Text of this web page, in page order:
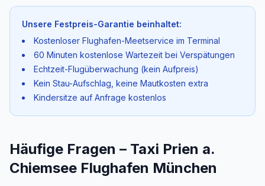
Unsere Festpreis-Garantie beinhaltet:
Kostenloser Flughafen-Meetservice im Terminal
60 Minuten kostenlose Wartezeit bei Verspätungen
Echtzeit-Flugüberwachung (kein Aufpreis)
Kein Stau-Aufschlag, keine Mautkosten extra
Kindersitze auf Anfrage kostenlos
Häufige Fragen – Taxi Prien a.
Chiemsee Flughafen München